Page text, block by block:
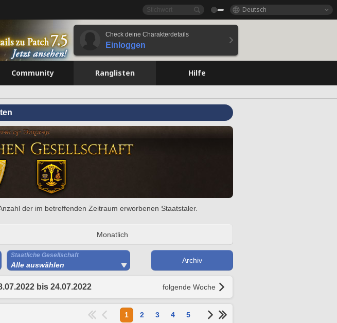
Deutsch
Check deine Charakterdetails
Einloggen
Community Ranglisten Hilfe
der im betreffenden Zeitraum erworbenen Staatstaler.
Monatlich
Staatliche Gesellschaft
Alle auswählen
Archiv
bis 24.07.2022 folgende Woche
1 2 3 4 5